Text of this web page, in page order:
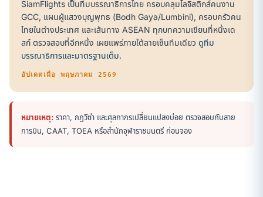
SiamFlights เป็นทีมบรรณาธิการไทย ครอบคลุมโลจิสติกส์คนงาน
GCC, แผนผู้แสวงบุญพุทธ (Bodh Gaya/Lumbini), ครอบครัวคน
ไทยในต่างประเทศ และเส้นทาง ASEAN ทุกบทความเขียนที่หนึ่งเด
สก์ ตรวจสอบที่อีกหนึ่ง เผยแพร่ภายใต้ลายเซ็นทีมเดียว ดูทีม
บรรณาธิการและมาตรฐานเต็ม.
อัปเดตเมื่อ พฤษภาคม 2569
หมายเหตุ: ราคา, กฎวีซ่า และศุลกากรเปลี่ยนแปลงบ่อย ตรวจสอบกับสาย
การบิน, CAAT, TOEA หรือสำนักจุฬาราชมนตรี ก่อนจอง